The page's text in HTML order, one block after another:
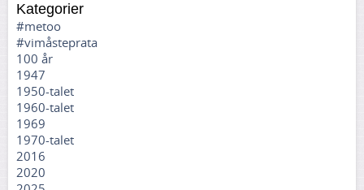
Kategorier
#metoo
#vimåsteprata
100 år
1947
1950-talet
1960-talet
1969
1970-talet
2016
2020